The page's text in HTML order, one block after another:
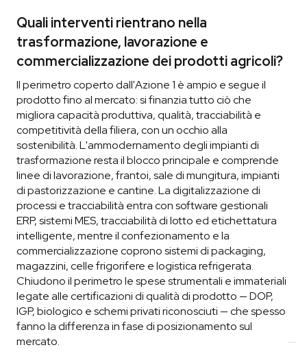
Quali interventi rientrano nella
trasformazione, lavorazione e
commercializzazione dei prodotti agricoli?
Il perimetro coperto dall'Azione 1 è ampio e segue il
prodotto fino al mercato: si finanzia tutto ciò che
migliora capacità produttiva, qualità, tracciabilità e
competitività della filiera, con un occhio alla
sostenibilità. L'ammodernamento degli impianti di
trasformazione resta il blocco principale e comprende
linee di lavorazione, frantoi, sale di mungitura, impianti
di pastorizzazione e cantine. La digitalizzazione di
processi e tracciabilità entra con software gestionali
ERP, sistemi MES, tracciabilità di lotto ed etichettatura
intelligente, mentre il confezionamento e la
commercializzazione coprono sistemi di packaging,
magazzini, celle frigorifere e logistica refrigerata.
Chiudono il perimetro le spese strumentali e immateriali
legate alle certificazioni di qualità di prodotto — DOP,
IGP, biologico e schemi privati riconosciuti — che spesso
fanno la differenza in fase di posizionamento sul
mercato.